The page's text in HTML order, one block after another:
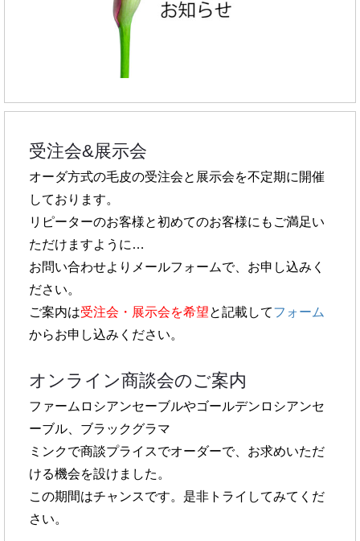
受注会&展示会
オーダ方式の毛皮の受注会と展示会を不定期に開催
しております。
リピーターのお客様と初めてのお客様にもご満足い
ただけますように…
お問い合わせよりメールフォームで、お申し込みく
ださい。
ご案内は受注会・展示会を希望と記載してフォーム
からお申し込みください。
オンライン商談会のご案内
ファームロシアンセーブルやゴールデンロシアンセ
ーブル、ブラックグラマ
ミンクで商談プライスでオーダーで、お求めいただ
ける機会を設けました。
この期間はチャンスです。是非トライしてみてくだ
さい。